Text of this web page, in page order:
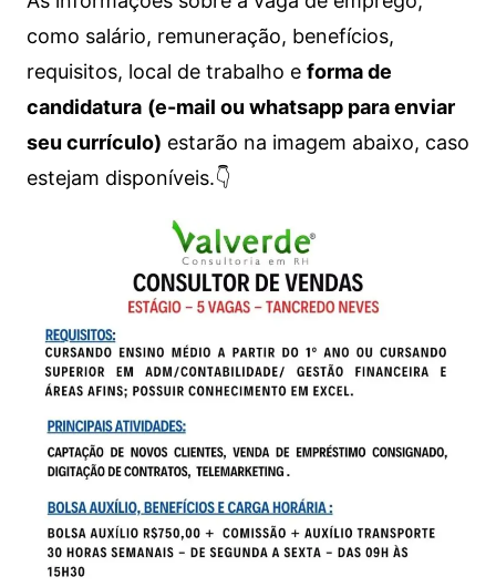
como salário, remuneração, benefícios,
requisitos, local de trabalho e forma de
candidatura (e-mail ou whatsapp para enviar
seu currículo) estarão na imagem abaixo, caso
estejam disponíveis.👇